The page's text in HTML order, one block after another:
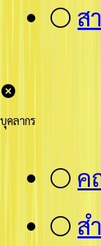
⚪ ส
บุคลากร
⚪ ค
⚪ ส